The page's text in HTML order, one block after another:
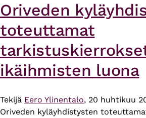
Oriveden
toteuttamat
ikäihmisten luona
Tekijä Eero Ylinentalo, 20 huhtikuu
Oriveden kyläyhdistysten